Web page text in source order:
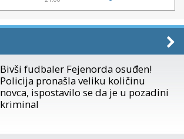
Bivši fudbaler Fejenorda osuđen!
Policija pronašla veliku količinu
novca, ispostavilo se da je u pozadini
kriminal